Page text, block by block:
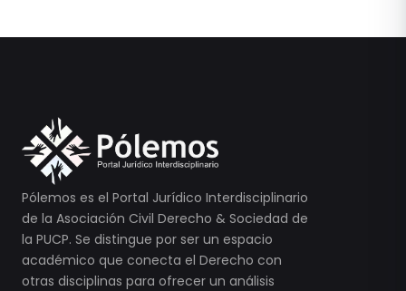
Pólemos es el Portal Jurídico Interdisciplinario
de la Asociación Civil Derecho & Sociedad de
la PUCP. Se distingue por ser un espacio
académico que conecta el Derecho con
otras disciplinas para ofrecer un análisis